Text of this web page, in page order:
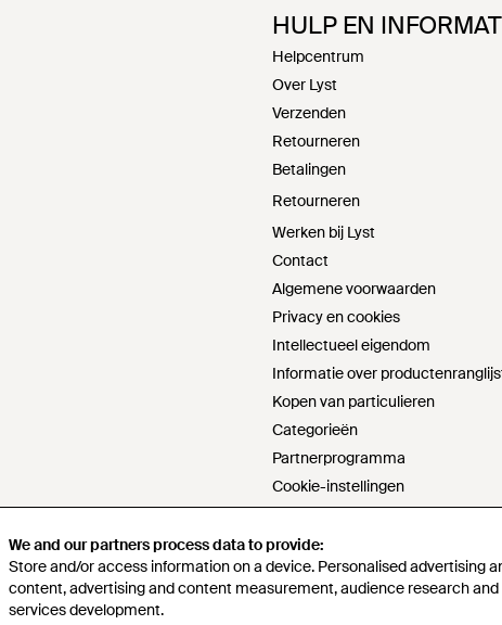
We and our partners process data to provide:
Store and/or access information on a device. Personalised advertising
content, advertising and content measurement, audience research and
services development.
HULP EN
Helpcentrum
Over Lyst
Verzenden
Retourneren
Betalingen
Retourneren
Werken bij Lyst
Contact
Algemene voorwaarden
Privacy en cookies
Intellectueel eigendom
Informatie over
Kopen van particulieren
Categorieën
Partnerprogramma
Cookie-instellingen
Do not sell or share my personal
Verklaring moderne slavernij
s172-verklaring
Beleid verantwoord inkopen